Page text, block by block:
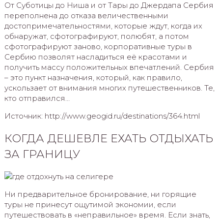
От Суботицы до Ниша и от Тары до Джердапа Сербия
переполнена до отказа величественными
достопримечательностями, которые ждут, когда их
обнаружат, сфотографируют, полюбят, а потом
сфотографируют заново, корпоративные туры в
Сербию позволят насладиться её красотами и
получить массу положительных впечатлений. Сербия
– это пункт назначения, который, как правило,
ускользает от внимания многих путешественников. Те,
кто отправился…
Источник: http://www.geogid.ru/destinations/364.html
КОГДА ДЕШЕВЛЕ ЕХАТЬ ОТДЫХАТЬ
ЗА ГРАНИЦУ
Ни предварительное бронирование, ни горящие
туры не принесут ощутимой экономии, если
путешествовать в «неправильное» время. Если знать,